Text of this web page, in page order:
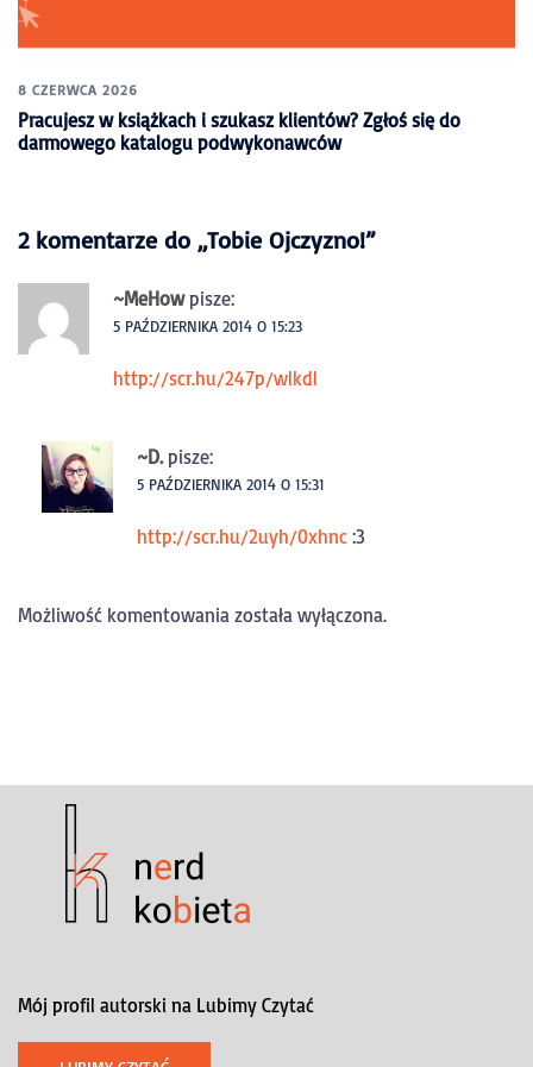
8 CZERWCA 2026
Pracujesz w książkach i szukasz klientów? Zgłoś się do
darmowego katalogu podwykonawców
2 komentarze do „Tobie Ojczyzno!”
~MeHow pisze:
5 PAŹDZIERNIKA 2014 O 15:23
http://scr.hu/247p/wlkdl
~D. pisze:
5 PAŹDZIERNIKA 2014 O 15:31
http://scr.hu/2uyh/0xhnc :3
Możliwość komentowania została wyłączona.
Mój profil autorski na Lubimy Czytać